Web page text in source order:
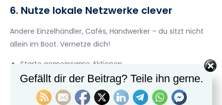
6. Nutze lokale Netzwerke clever
Andere Einzelhändler, Cafés, Handwerker – du sitzt nicht
allein im Boot. Vernetze dich!
Starte gemeinsame Aktionen.
Organisiere Stadtteilfeste, Rabatttage oder
Gutscheinkampagnen zusammen.
Empfehlt euch gegenseitig.
Gefällt dir der Beitrag? Teile ihn gerne.